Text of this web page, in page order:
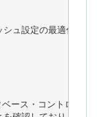
ュ設定の最適化を実
ース・コントロール